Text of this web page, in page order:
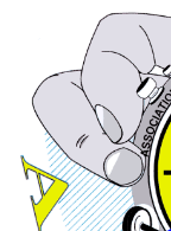
contenu